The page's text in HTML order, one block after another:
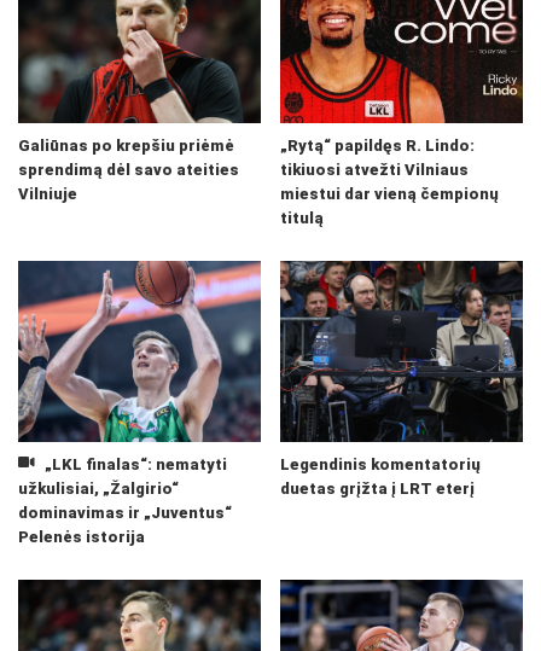
Galiūnas po krepšiu priėmė
sprendimą dėl savo ateities
Vilniuje
„Rytą“ papildęs R. Lindo:
tikiuosi atvežti Vilniaus
miestui dar vieną čempionų
titulą
„LKL finalas“: nematyti
užkulisiai, „Žalgirio“
dominavimas ir „Juventus“
Pelenės istorija
Legendinis komentatorių
duetas grįžta į LRT eterį